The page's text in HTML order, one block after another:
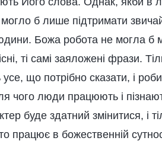
могло б лише підтримати
Божа робота не могла б
ті самі заяложені фрази.
що потрібно сказати, і
чого люди працюють і
буде здатний змінитися, і
працює в божественній